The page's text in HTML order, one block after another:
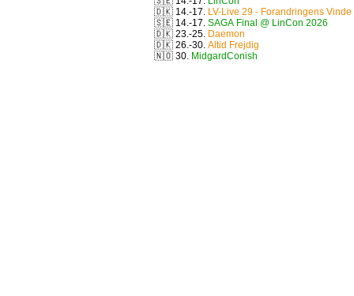
🇩🇰 14.-17. LV-Live 29 - Forandringens Vinde
🇸🇪 14.-17. SAGA Final @ LinCon 2026
🇩🇰 23.-25. Daemon
🇩🇰 26.-30. Altid Frejdig
🇳🇴 30. MidgardConish